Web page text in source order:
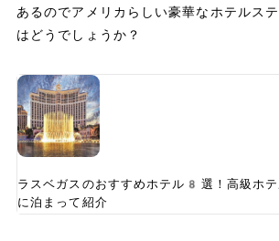
あるのでアメリカらしい豪華なホテルス
はどうでしょうか？
ラスベガスのおすすめホテル8選！高級ホ
に泊まって紹介